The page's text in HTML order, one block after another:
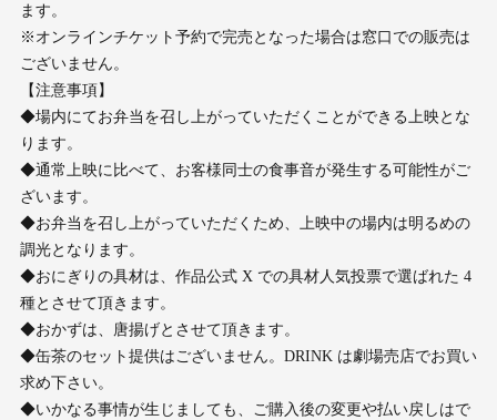
ます。
※オンラインチケット予約で完売となった場合は窓口での販売は
ございません。
【注意事項】
◆場内にてお弁当を召し上がっていただくことができる上映とな
ります。
◆通常上映に比べて、お客様同士の食事音が発生する可能性がご
ざいます。
◆お弁当を召し上がっていただくため、上映中の場内は明るめの
調光となります。
◆おにぎりの具材は、作品公式 X での具材人気投票で選ばれた 4
種とさせて頂きます。
◆おかずは、唐揚げとさせて頂きます。
◆缶茶のセット提供はございません。DRINK は劇場売店でお買い
求め下さい。
◆いかなる事情が生じましても、ご購入後の変更や払い戻しはで